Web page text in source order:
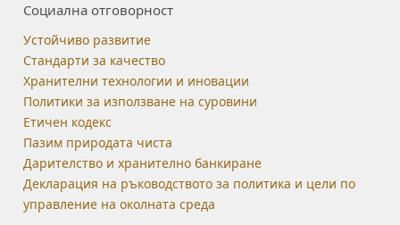
Социална отговорност
Устойчиво развитие
Стандарти за качество
Хранителни технологии и иновации
Политики за използване на суровини
Етичен кодекс
Пазим природата чиста
Дарителство и хранително банкиране
Декларация на ръководството за политика и цели по
управление на околната среда